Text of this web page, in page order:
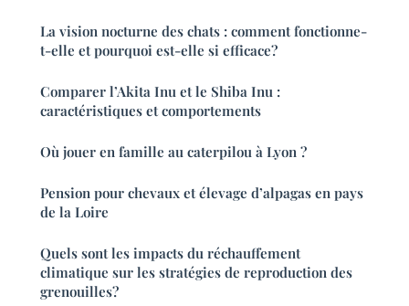
La vision nocturne des chats : comment fonctionne-
t-elle et pourquoi est-elle si efficace?
Comparer l’Akita Inu et le Shiba Inu :
caractéristiques et comportements
Où jouer en famille au caterpilou à Lyon ?
Pension pour chevaux et élevage d’alpagas en pays
de la Loire
Quels sont les impacts du réchauffement
climatique sur les stratégies de reproduction des
grenouilles?